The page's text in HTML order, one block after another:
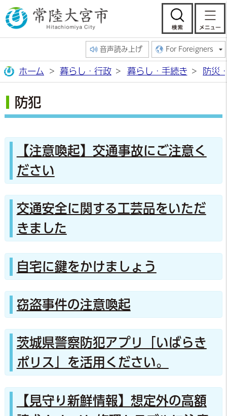
常陸大宮市公
検
音声読み上げ For Foreigners
ホーム 暮らし・行政 暮らし・手続き 防災
防犯
【注意喚起】交通事故にご注意く
ださい
交通安全に関する工芸品をいただ
きました
自宅に鍵をかけましょう
窃盗事件の注意喚起
茨城県警察防犯アプリ「いばらき
ポリス」を活用ください。
【見守り新鮮情報】想定外の高額